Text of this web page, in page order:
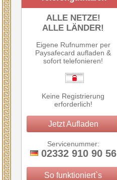
ALLE NETZE!
ALLE LÄNDER!
Eigene Rufnummer per
Paysafecard aufladen &
sofort telefonieren!
Keine Registrierung
erforderlich!
Jetzt Aufladen
Servicenummer:
02332 910 90 56
So funktioniert`s